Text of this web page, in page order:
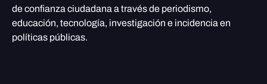
de confianza ciudadana a través de periodismo,
educación, tecnología, investigación e incidencia en
políticas públicas.